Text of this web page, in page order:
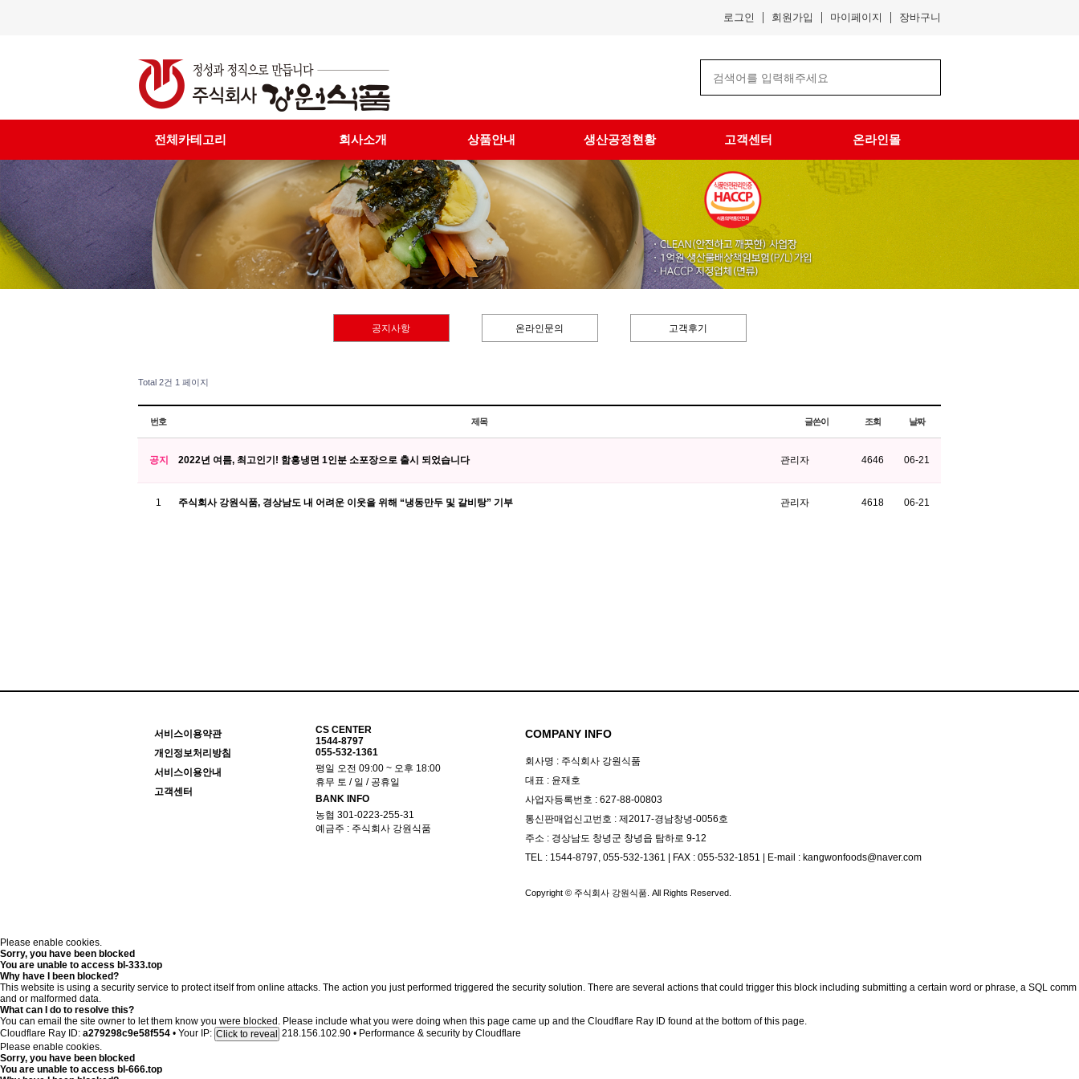
로그인 회원가입 마이페이지 장바구니
전체카테고리 회사소개 상품안내 생산공정현황 고객센터 온라인몰
공지사항 온라인문의 고객후기
Total 2건 1 페이지
번호 제목 글쓴이 조회 날짜
공지 2022년 여름, 최고인기! 함흥냉면 1인분 소포장으로 출시 되었습니다 관리자 4646 06-21
1 주식회사 강원식품, 경상남도 내 어려운 이웃을 위해 “냉동만두 및 갈비탕” 기부 관리자 4618 06-21
서비스이용약관
개인정보처리방침
서비스이용안내
고객센터
CS CENTER
1544-8797
055-532-1361
평일 오전 09:00 ~ 오후 18:00
휴무 토 / 일 / 공휴일
BANK INFO
농협 301-0223-255-31
예금주 : 주식회사 강원식품
COMPANY INFO
회사명 : 주식회사 강원식품
대표 : 윤재호
사업자등록번호 : 627-88-00803
통신판매업신고번호 : 제2017-경남창녕-0056호
주소 : 경상남도 창녕군 창녕읍 탐하로 9-12
TEL : 1544-8797, 055-532-1361
FAX : 055-532-1851 E-mail : kangwonfoods@naver.com
Copyright © 주식회사 강원식품. All Rights Reserved.
Please enable cookies.
Sorry, you have been blocked
You are unable to access bl-333.top
Why have I been blocked?
This website is using a security service to protect itself from online attacks. The action you just performed triggered the security solution. There are several actions that could trigger this block including submitting a certain word or phrase, a SQL comm
and or malformed data.
What can I do to resolve this?
You can email the site owner to let them know you were blocked. Please include what you were doing when this page came up and the Cloudflare Ray ID found at the bottom of this page.
Cloudflare Ray ID: a279298c9e58f554 • Your IP: Click to reveal 218.156.102.90 • Performance & security by Cloudflare
Please enable cookies.
Sorry, you have been blocked
You are unable to access bl-666.top